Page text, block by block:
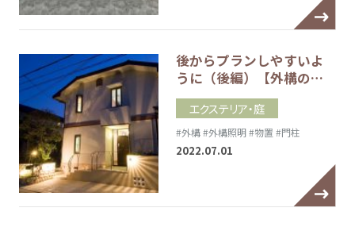
後からプランしやすいよ
うに（後編）【外構の…
エクステリア・庭
#外構#外構照明 #物置 #門柱
2022.07.01